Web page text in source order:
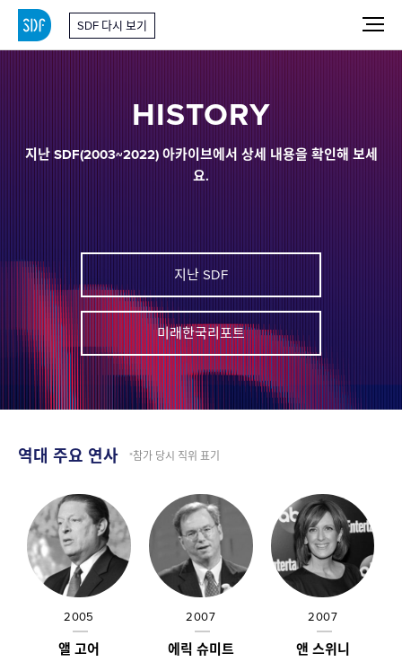
SDF 다시 보기
HISTORY
지난 SDF(2003~2022) 아카이브에서 상세 내용을 확인해 보세
요.
지난 SDF
미래한국리포트
역대 주요 연사 *참가 당시 직위 표기
2005
앨 고어
2007
에릭 슈미트
2007
앤 스위니